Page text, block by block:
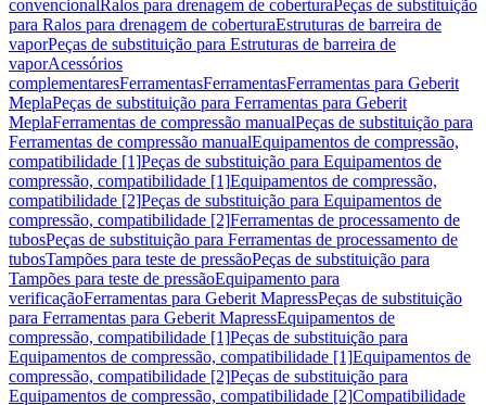
convencionalRalos para drenagem de coberturaPeças de substituição
para Ralos para drenagem de coberturaEstruturas de barreira de
vaporPeças de substituição para Estruturas de barreira de
vaporAcessórios
complementaresFerramentasFerramentasFerramentas para Geberit
MeplaPeças de substituição para Ferramentas para Geberit
MeplaFerramentas de compressão manualPeças de substituição para
Ferramentas de compressão manualEquipamentos de compressão,
compatibilidade [1]Peças de substituição para Equipamentos de
compressão, compatibilidade [1]Equipamentos de compressão,
compatibilidade [2]Peças de substituição para Equipamentos de
compressão, compatibilidade [2]Ferramentas de processamento de
tubosPeças de substituição para Ferramentas de processamento de
tubosTampões para teste de pressãoPeças de substituição para
Tampões para teste de pressãoEquipamento para
verificaçãoFerramentas para Geberit MapressPeças de substituição
para Ferramentas para Geberit MapressEquipamentos de
compressão, compatibilidade [1]Peças de substituição para
Equipamentos de compressão, compatibilidade [1]Equipamentos de
compressão, compatibilidade [2]Peças de substituição para
Equipamentos de compressão, compatibilidade [2]Compatibilidade